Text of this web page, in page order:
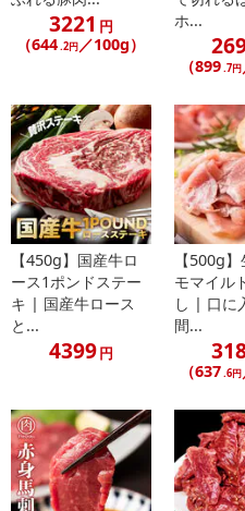
・賞味期限：製造日より冷凍保
・原材料/材質/素材：
牛肉
※商品の改訂等でパッケージ内
す。
・お召し上がり方：調理の際は
からお召し上がり下さい。
・その他商品仕様：
保存方法：冷凍（-18度以下で保
解凍された場合は、お早めにお
【賞味・消費期限のある商品につ
商品到着時点でのお日持ち期間
のでご了承ください。
3221 円
（644.2円 ／100g）
ホ...
（899.7円
【450g】国産牛ロ
ース1ポンドステー
キ | 国産牛ロース
と...
4399円
【500g
モマイル
し | 口に
間...
（637.6円